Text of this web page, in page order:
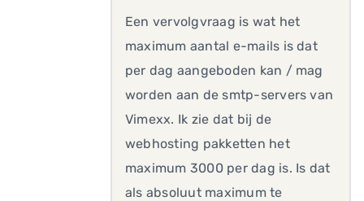
Een vervolgvraag is wat het
maximum aantal e-mails is dat
per dag aangeboden kan / mag
worden aan de smtp-servers van
Vimexx. Ik zie dat bij de
webhosting pakketten het
maximum 3000 per dag is. Is dat
als absoluut maximum te